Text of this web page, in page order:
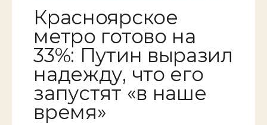
Красноярское
метро готово на
33%: Путин выразил
надежду, что его
запустят «в наше
время»